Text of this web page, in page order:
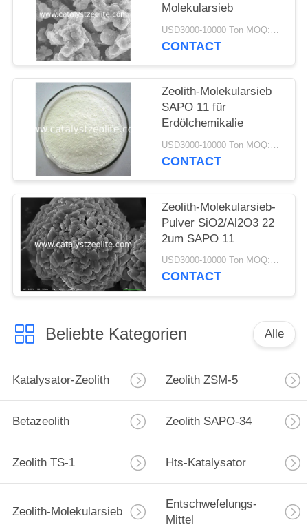
Molekularsieb
USD3000-10000 Ton MOQ:1 Kilogramm
CONTACT
Zeolith-Molekularsieb
SAPO 11 für
Erdölchemikalie
USD3000-10000 Ton MOQ:1 Kilogramm
CONTACT
Zeolith-Molekularsieb-
Pulver SiO2/Al2O3 22
2um SAPO 11
USD3000-10000 Ton MOQ:1 Kilogramm
CONTACT
Beliebte Kategorien Alle
Katalysator-Zeolith Zeolith ZSM-5
Betazeolith Zeolith SAPO-34
Zeolith TS-1 Hts-Katalysator
Zeolith-Molekularsieb
Entschwefelungs-
Mittel